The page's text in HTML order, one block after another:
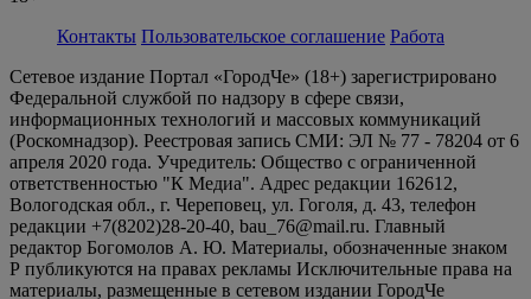
Контакты Пользовательское соглашение Работа
Сетевое издание Портал «ГородЧе» (18+) зарегистрировано
Федеральной службой по надзору в сфере связи,
информационных технологий и массовых коммуникаций
(Роскомнадзор). Реестровая запись СМИ: ЭЛ № 77 - 78204 от 6
апреля 2020 года. Учредитель: Общество с ограниченной
ответственностью "К Медиа". Адрес редакции 162612,
Вологодская обл., г. Череповец, ул. Гоголя, д. 43, телефон
редакции +7(8202)28-20-40, bau_76@mail.ru. Главный
редактор Богомолов А. Ю. Материалы, обозначенные знаком
Р публикуются на правах рекламы Исключительные права на
материалы, размещенные в сетевом издании ГородЧе